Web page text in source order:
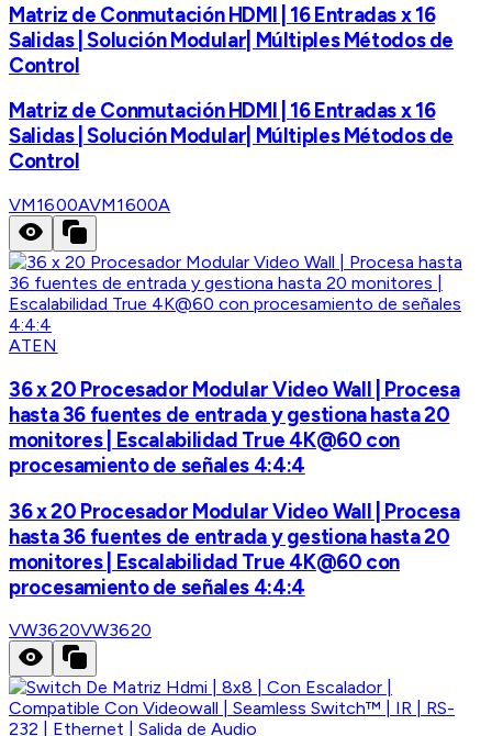
Matriz de Conmutación HDMI | 16 Entradas x 16
Salidas | Solución Modular| Múltiples Métodos de
Control
Matriz de Conmutación HDMI | 16 Entradas x 16
Salidas | Solución Modular| Múltiples Métodos de
Control
VM1600AVM1600A
ATEN
36 x 20 Procesador Modular Video Wall | Procesa
hasta 36 fuentes de entrada y gestiona hasta 20
monitores | Escalabilidad True 4K@60 con
procesamiento de señales 4:4:4
36 x 20 Procesador Modular Video Wall | Procesa
hasta 36 fuentes de entrada y gestiona hasta 20
monitores | Escalabilidad True 4K@60 con
procesamiento de señales 4:4:4
VW3620VW3620